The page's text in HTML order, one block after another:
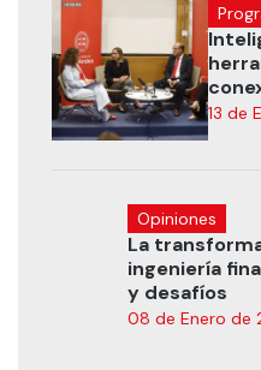
13 de
Opiniones
La
ingeniería
y desafíos
08 de Enero de